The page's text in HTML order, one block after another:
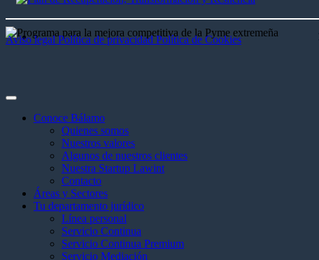
Aviso legal Política de privacidad Política de Cookies
Conoce Bálamo
Quienes somos
Nuestros valores
Algunos de nuestros clientes
Nuestra Startup Lawint
Contacto
Áreas y Sectores
Tu departamento jurídico
Línea personal
Servicio Continua
Servicio Continua Premium
Servicio Mediación